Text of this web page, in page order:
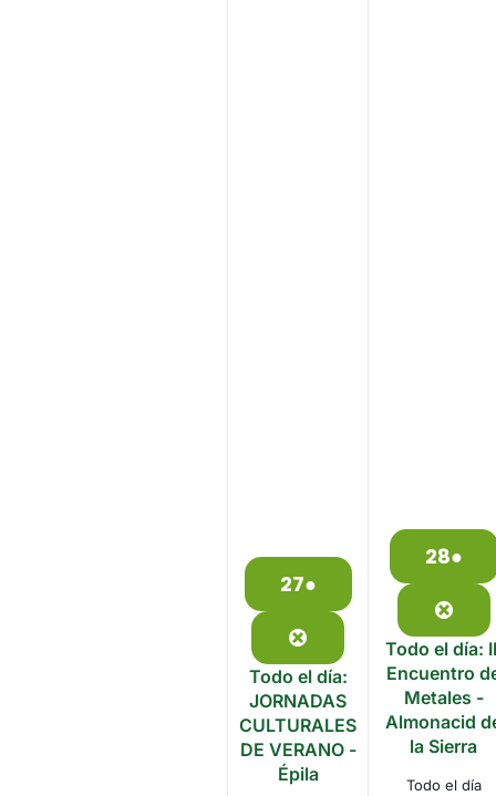
2727
julio
de
2026
●
(1
event)
Close
Todo el día:
JORNADAS
CULTURALES
DE VERANO -
Épila
2828
julio
de
2026
●
(1
Todo el día:
Encuentro
Metales -
Almonacid
la Sierra
Todo el día